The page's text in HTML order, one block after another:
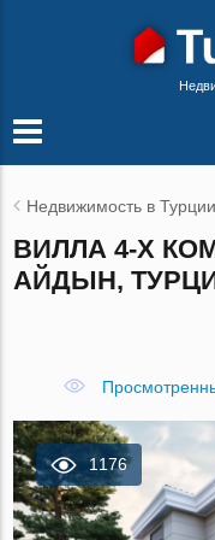
Недвижимость в Турции
ВИЛЛА 4-Х
АЙДЫН,
1176